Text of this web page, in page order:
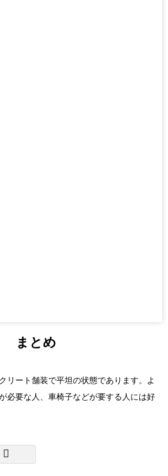
まとめ
リート舗装で平坦の状態であります。よ
必要な人、車椅子などが要する人には好